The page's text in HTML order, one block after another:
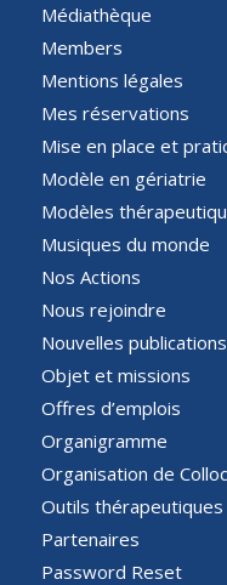
Médiathèque
Members
Mentions légales
Mes réservations
Mise en place et
Modèle en gériatrie
Modèles
Musiques du monde
Nos Actions
Nous rejoindre
Nouvelles publications
Objet et missions
Offres d’emplois
Organigramme
Organisation de
Outils thérapeutiques
Partenaires
Password Reset